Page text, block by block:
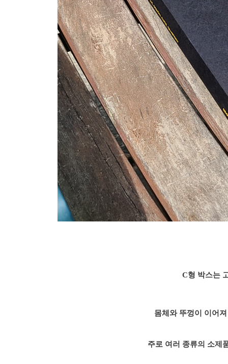
C형 박스는
몸체와 뚜껑이 이어
주로 여러 종류의 소제